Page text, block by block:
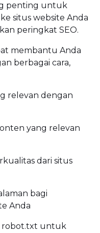
penting untuk
situs website Anda
peringkat SEO.
membantu Anda
berbagai cara,
relevan dengan
yang relevan
dari situs
bagi
Anda
robot.txt untuk